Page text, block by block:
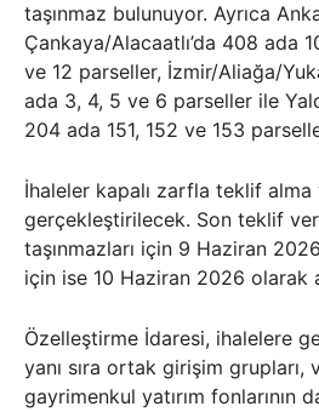
taşınmaz bulunuyor. Ayrıca
Çankaya/Alacaatlı’da 408 ada
ve 12 parseller, İzmir/Aliağa/
ada 3, 4, 5 ve 6 parseller ile
204 ada 151, 152 ve 153
İhaleler kapalı zarfla teklif alma
gerçekleştirilecek. Son teklif
taşınmazları için 9 Haziran
için ise 10 Haziran 2026 olarak
Özelleştirme İdaresi, ihalelere
yanı sıra ortak girişim grupları,
gayrimenkul yatırım fonlarının